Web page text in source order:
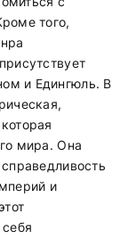
того,
и Едингюль. В
мира. Она
и